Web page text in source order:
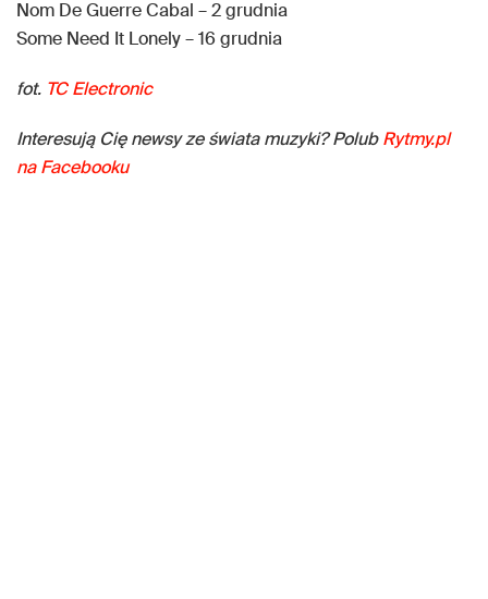
Nom De Guerre Cabal – 2 grudnia
Some Need It Lonely – 16 grudnia
fot. TC Electronic
Interesują Cię newsy ze świata muzyki? PolubRytmy.pl
na Facebooku